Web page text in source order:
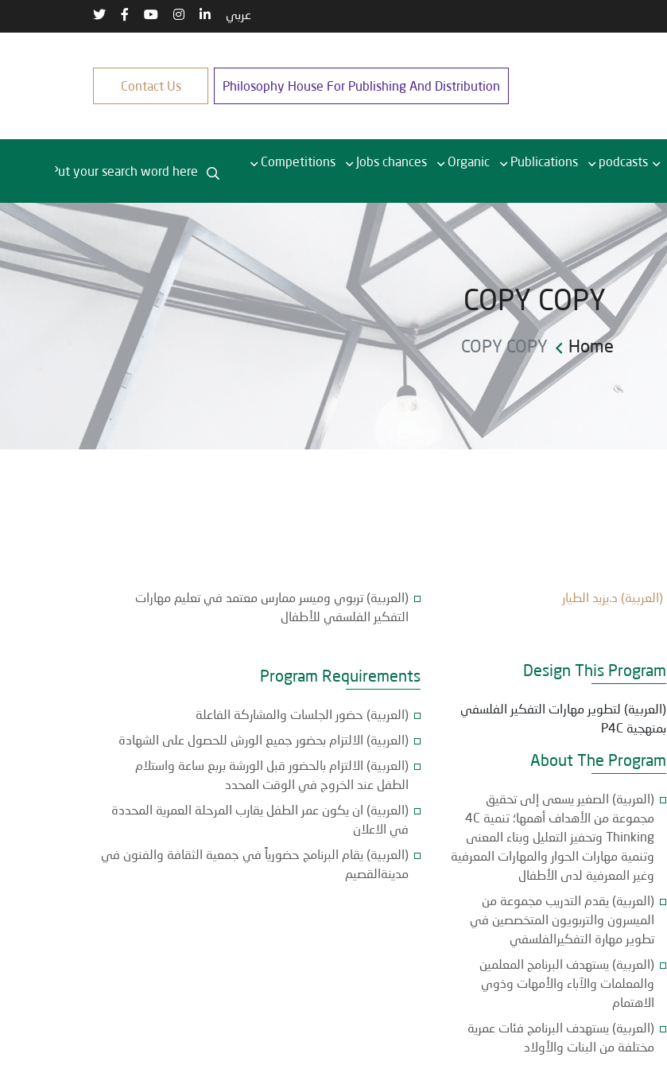
عربي
Philosophy House For Publishing And Distribution
Contact Us
podcasts
Publications
Organic
Jobs chances
Competitions
COPY COPY
Home
COPY COPY
(العربية) د.يزيد الطيار
Design This Program
(العربية) لتطوير مهارات التفكير الفلسفي
بمنهجية P4C
About The Program
(العربية) الصغير يسعى إلى تحقيق
مجموعة من الأهداف أهمها؛ تنمية 4C
Thinking وتحفيز التعليل وبناء المعنى
وتنمية مهارات الحوار والمهارات المعرفية
وغير المعرفية لدى الأطفال
(العربية) يقدم التدريب مجموعة من
الميسرون والتربويون المتخصصين في
تطوير مهارة التفكيرالفلسفي
(العربية) يستهدف البرنامج المعلمين
والمعلمات والآباء والأمهات وذوي
الاهتمام
(العربية) يستهدف البرنامج فئات عمرية
مختلفة من البنات والأولاد
(العربية) تربوي وميسر ممارس معتمد في تعليم مهارات
التفكير الفلسفي للأطفال
Program Requirements
(العربية) حضور الجلسات والمشاركة الفاعلة
(العربية) الالتزام بحضور جميع الورش للحصول على الشهادة
(العربية) الالتزام بالحضور قبل الورشة بربع ساعة واستلام
الطفل عند الخروج في الوقت المحدد
(العربية) ان يكون عمر الطفل يقارب المرحلة العمرية المحددة
في الاعلان
(العربية) يقام البرنامج حضورياً في جمعية الثقافة والفنون في
مدينةالقصيم